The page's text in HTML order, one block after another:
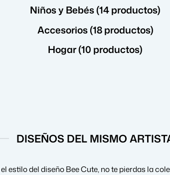
Niños y Bebés (14 productos)
Accesorios (18 productos)
Hogar (10 productos)
DISEÑOS DEL MISMO
estilo del diseño Bee Cute, no te pierdas la